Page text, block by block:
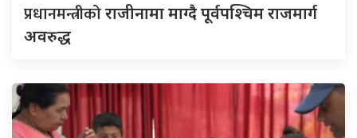
प्रधानमन्त्रीकोराजीनामा माग्दै पूर्वपश्चिम राजमार्ग
अवरुद्ध